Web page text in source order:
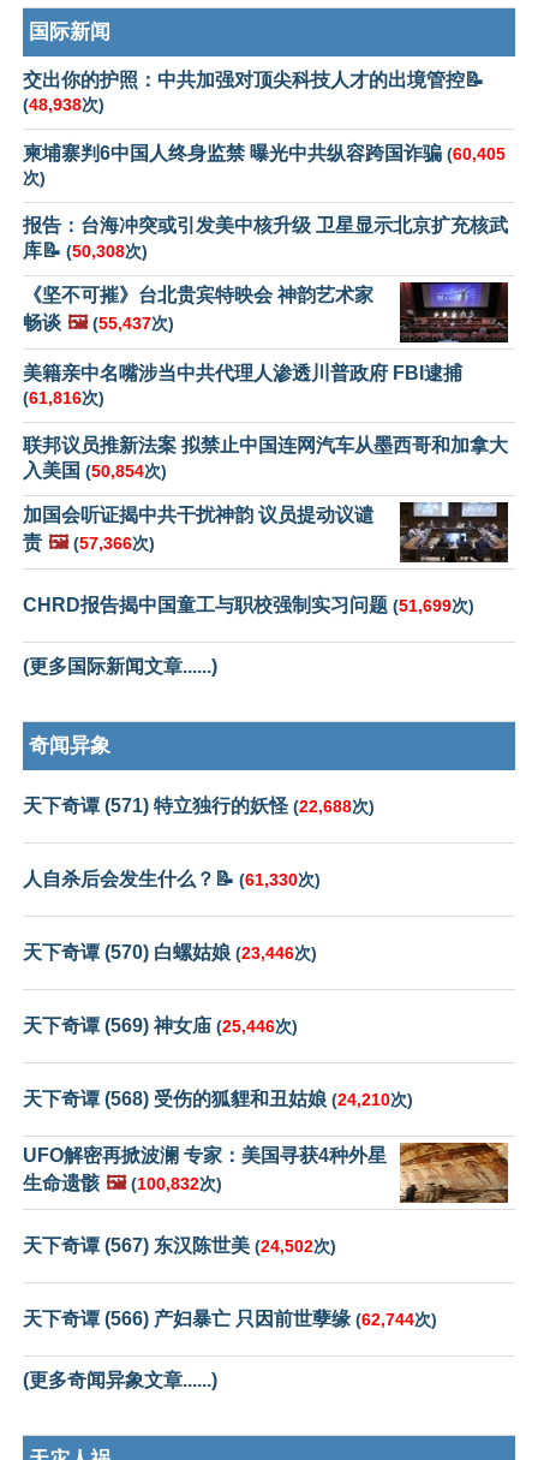
国际新闻
交出你的护照：中共加强对顶尖科技人才的出境管控📝
(48,938次)
柬埔寨判6中国人终身监禁 曝光中共纵容跨国诈骗 (60,405
次)
报告：台海冲突或引发美中核升级 卫星显示北京扩充核武
库📝 (50,308次)
《坚不可摧》台北贵宾特映会 神韵艺术家
畅谈 🖼️ (55,437次)
美籍亲中名嘴涉当中共代理人渗透川普政府 FBI逮捕
(61,816次)
联邦议员推新法案 拟禁止中国连网汽车从墨西哥和加拿大
入美国 (50,854次)
加国会听证揭中共干扰神韵 议员提动议谴
责 🖼️ (57,366次)
CHRD报告揭中国童工与职校强制实习问题 (51,699次)
(更多国际新闻文章......)
奇闻异象
天下奇谭 (571) 特立独行的妖怪 (22,688次)
人自杀后会发生什么？📝 (61,330次)
天下奇谭 (570) 白螺姑娘 (23,446次)
天下奇谭 (569) 神女庙 (25,446次)
天下奇谭 (568) 受伤的狐貍和丑姑娘 (24,210次)
UFO解密再掀波澜 专家：美国寻获4种外星
生命遗骸 🖼️ (100,832次)
天下奇谭 (567) 东汉陈世美 (24,502次)
天下奇谭 (566) 产妇暴亡 只因前世孽缘 (62,744次)
(更多奇闻异象文章......)